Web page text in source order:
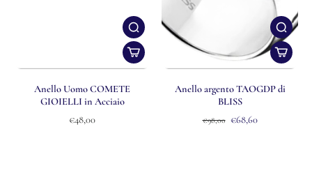
Anello Uomo COMETE
GIOIELLI in Acciaio
€48,00
Anello argento TAOGDP di
BLISS
€98,00 €68,60